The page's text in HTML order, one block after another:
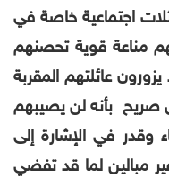
اجتماعية خاصة في
مناعة قوية تحصنهم
عائلتهم المقربة
بأنه لن يصيبهم
وقدر في الإشارة إلى
مبالين لما قد تفضي